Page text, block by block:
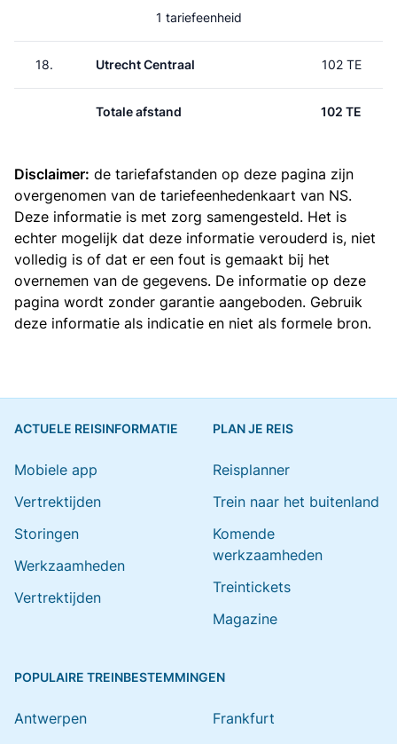
1 tariefeenheid
18. Utrecht Centraal 102 TE
Totale afstand 102 TE
Disclaimer: de tariefafstanden op deze pagina zijn
overgenomen van de tariefeenhedenkaart van NS.
Deze informatie is met zorg samengesteld. Het is
echter mogelijk dat deze informatie verouderd is, niet
volledig is of dat er een fout is gemaakt bij het
overnemen van de gegevens. De informatie op deze
pagina wordt zonder garantie aangeboden. Gebruik
deze informatie als indicatie en niet als formele bron.
ACTUELE REISINFORMATIE
Mobiele app
Vertrektijden
Storingen
Werkzaamheden
Vertrektijden
PLAN JE REIS
Reisplanner
Trein naar het buitenland
Komende
werkzaamheden
Treintickets
Magazine
POPULAIRE TREINBESTEMMINGEN
Antwerpen
Frankfurt